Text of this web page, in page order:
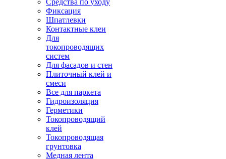
Средства по уходу
Фиксация
Шпатлевки
Контактные клеи
Для
токопроводящих
систем
Для фасадов и стен
Плиточный клей и
смеси
Все для паркета
Гидроизоляция
Герметики
Токопроводящий
клей
Токопроводящая
грунтовка
Медная лента